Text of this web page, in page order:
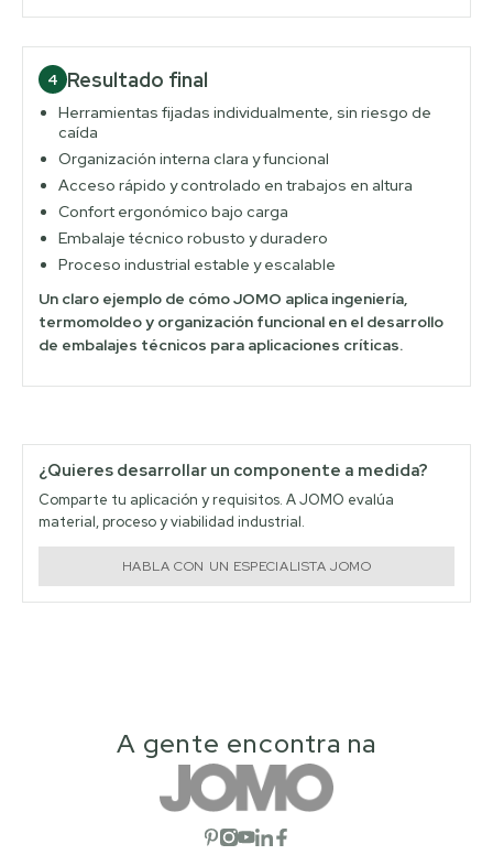
4 Resultado final
Herramientas fijadas individualmente, sin riesgo de
caída
Organización interna clara y funcional
Acceso rápido y controlado en trabajos en altura
Confort ergonómico bajo carga
Embalaje técnico robusto y duradero
Proceso industrial estable y escalable
Un claro ejemplo de cómo JOMO aplica ingeniería,
termomoldeo y organización funcional en el desarrollo
de embalajes técnicos para aplicaciones críticas.
¿Quieres desarrollar un componente a medida?
Comparte tu aplicación y requisitos. A JOMO evalúa
material, proceso y viabilidad industrial.
HABLA CON UN ESPECIALISTA JOMO
A gente encontra na
Abrir red social
Abrir red social
Abrir red social
Abrir red social
Abrir red social